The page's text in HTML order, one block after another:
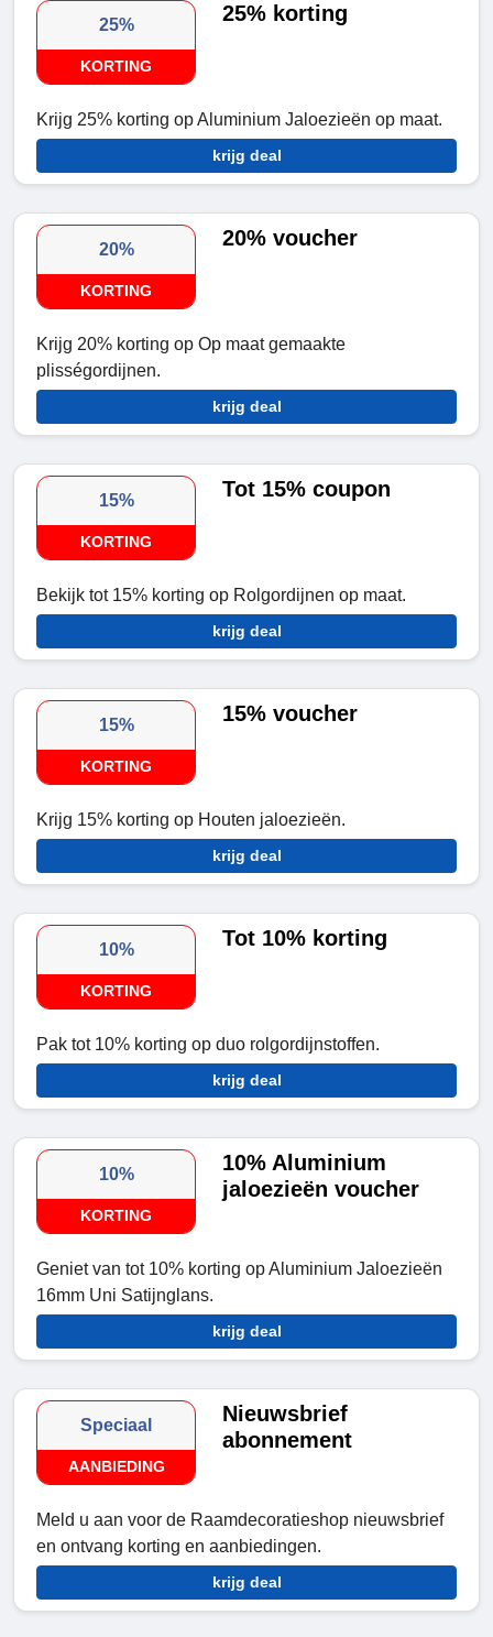
25%
KORTING
25% korting
Krijg 25% korting op Aluminium Jaloezieën op maat.
krijg deal
20%
KORTING
20% voucher
Krijg 20% korting op Op maat gemaakte
plisségordijnen.
krijg deal
15%
KORTING
Tot 15% coupon
Bekijk tot 15% korting op Rolgordijnen op maat.
krijg deal
15%
KORTING
15% voucher
Krijg 15% korting op Houten jaloezieën.
krijg deal
10%
KORTING
Tot 10% korting
Pak tot 10% korting op duo rolgordijnstoffen.
krijg deal
10%
KORTING
10% Aluminium
jaloezieën voucher
Geniet van tot 10% korting op Aluminium Jaloezieën
16mm Uni Satijnglans.
krijg deal
Speciaal
AANBIEDING
Nieuwsbrief
abonnement
Meld u aan voor de Raamdecoratieshop nieuwsbrief
en ontvang korting en aanbiedingen.
krijg deal